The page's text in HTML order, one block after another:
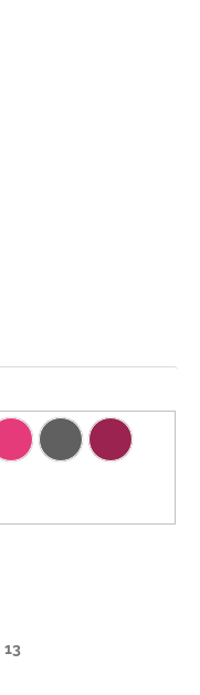
13